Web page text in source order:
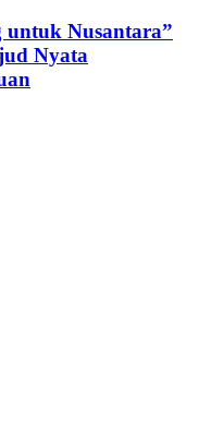
Nusantara”
Nyata